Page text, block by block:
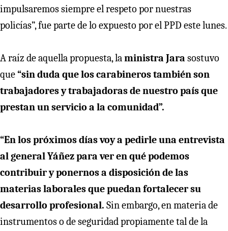
impulsaremos siempre el respeto por nuestras
policías”, fue parte de lo expuesto por el PPD este lunes.
A raíz de aquella propuesta, laministra Jara sostuvo
que“sin duda que los carabineros también son
trabajadores y trabajadoras de nuestro país que
prestan un servicio a la comunidad”.
“En los próximos días voy a pedirle una entrevista
al general Yáñez para ver en qué podemos
contribuir y ponernos a disposición de las
materias laborales que puedan fortalecer su
desarrollo profesional. Sin embargo, en materia de
instrumentos o de seguridad propiamente tal de la